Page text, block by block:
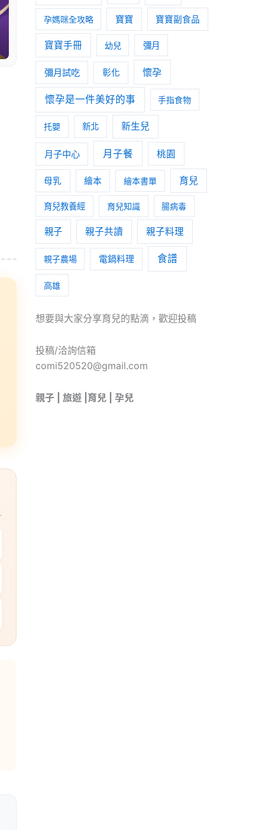
孕媽咪全攻略 寶寶 寶寶副食品
寶寶手冊 幼兒 彌月
彌月試吃 彰化 懷孕
懷孕是一件美好的事 手指食物
托嬰 新北 新生兒
月子中心 月子餐 桃園
母乳 繪本 繪本書單 育兒
育兒教養經 育兒知識 腸病毒
親子 親子共讀 親子料理
親子農場 電鍋料理 食譜
高雄
想要與大家分享育兒的點滴，歡迎投稿
投稿/洽詢信箱
comi520520@gmail.com
親子 | 旅遊 |育兒 | 孕兒